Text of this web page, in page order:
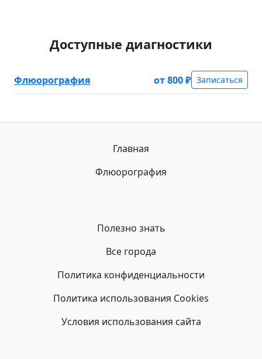
Доступные диагностики
Флюорография от 800 ₽ Записаться
Главная
Флюорография
Полезно знать
Все города
Политика конфиденциальности
Политика использования Cookies
Условия использования сайта